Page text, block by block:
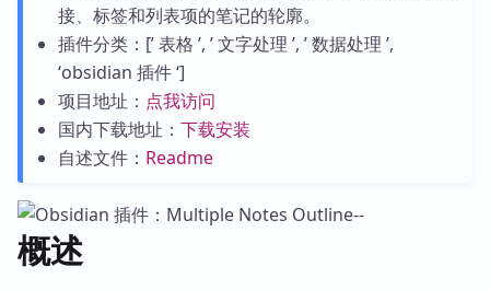
接、标签和列表项的笔记的轮廓。
插件分类：[’ 表格 ’, ’ 文字处理 ’, ’ 数据处理 ’,
‘obsidian 插件 ‘]
项目地址： 点我访问
国内下载地址： 下载安装
自述文件： Readme
概述